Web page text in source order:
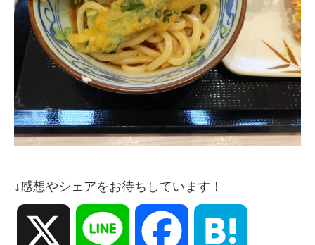
↓感想やシェアをお待ちしています！
Line Facebook